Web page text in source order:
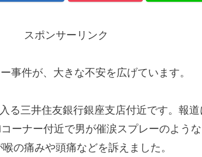
スポンサーリンク
事件が、大きな不安を広げています。
る三井住友銀行銀座支店付近です。報道
ーナー付近で男が催涙スプレーのよう
の痛みや頭痛などを訴えました。